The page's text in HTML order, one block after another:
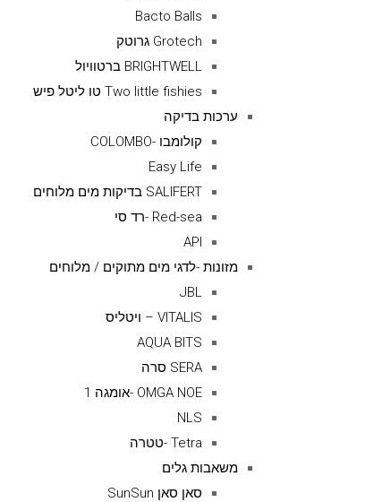
Bacto Balls
Grotech גרוטק
BRIGHTWELL ברטוויול
Two little fishies טו ליטל פיש
ערכות בדיקה
קולומבו -COLOMBO
Easy Life
SALIFERT בדיקות מים מלוחים
Red-sea -רד סי
API
מזונות -לדגי מים מתוקים / מלוחים
JBL
VITALIS – ויטליס
AQUA BITS
SERA סרה
OMGA NOE -אומגה 1
NLS
Tetra -טטרה
משאבות גלים
סאן סאן SunSun